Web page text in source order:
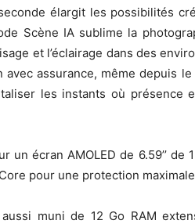
élargit les possibilités
Scène IA sublime la
et l’éclairage dans des
avec assurance, même depuis
les instants où présence
un écran AMOLED de 6.59’’
pour une protection
muni de 12 Go RAM